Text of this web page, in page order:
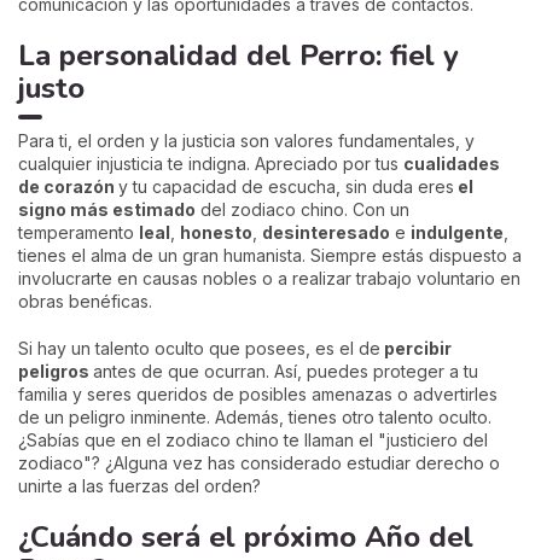
comunicación y las oportunidades a través de contactos.
La personalidad del Perro: fiel y
justo
Para ti, el orden y la justicia son valores fundamentales, y
cualquier injusticia te indigna. Apreciado por tus cualidades
de corazón y tu capacidad de escucha, sin duda eres el
signo más estimado del zodiaco chino. Con un
temperamento leal honesto desinteresado e indulgente
tienes el alma de un gran humanista. Siempre estás dispuesto a
involucrarte en causas nobles o a realizar trabajo voluntario en
obras benéficas.
Si hay un talento oculto que posees, es el de percibir
peligros antes de que ocurran. Así, puedes proteger a tu
familia y seres queridos de posibles amenazas o advertirles
de un peligro inminente. Además, tienes otro talento oculto.
¿Sabías que en el zodiaco chino te llaman el "justiciero del
zodiaco"? ¿Alguna vez has considerado estudiar derecho o
unirte a las fuerzas del orden?
¿Cuándo será el próximo Año del